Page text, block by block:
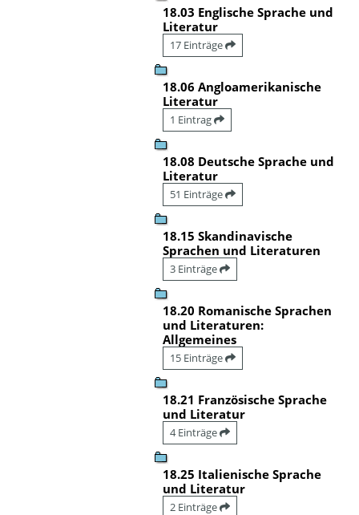
18.03 Englische Sprache und
Literatur
17 Einträge
18.06 Angloamerikanische
Literatur
1 Eintrag
18.08 Deutsche Sprache und
Literatur
51 Einträge
18.15 Skandinavische
Sprachen und Literaturen
3 Einträge
18.20 Romanische Sprachen
und Literaturen:
Allgemeines
15 Einträge
18.21 Französische Sprache
und Literatur
4 Einträge
18.25 Italienische Sprache
und Literatur
2 Einträge